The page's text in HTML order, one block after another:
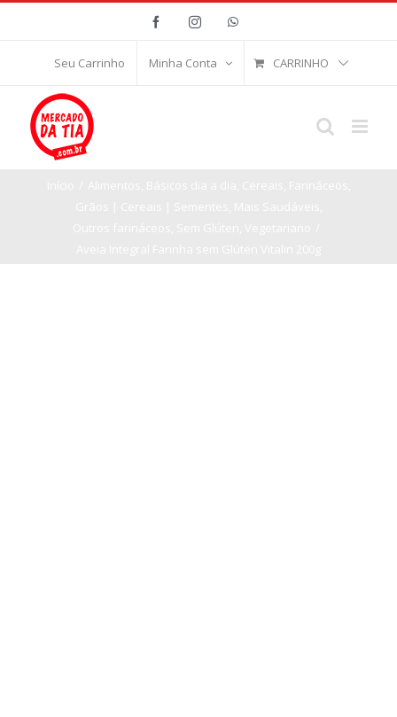
FacebookInstagramWhatsApp
Seu Carrinho Minha Conta CARRINHO